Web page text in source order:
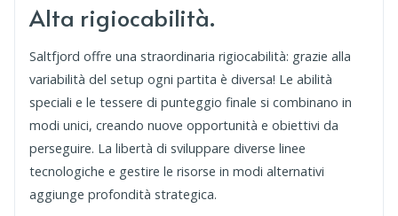
Alta rigiocabilità.
Saltfjord offre una straordinaria rigiocabilità: grazie alla
variabilità del setup ogni partita è diversa! Le abilità
speciali e le tessere di punteggio finale si combinano in
modi unici, creando nuove opportunità e obiettivi da
perseguire. La libertà di sviluppare diverse linee
tecnologiche e gestire le risorse in modi alternativi
aggiunge profondità strategica.